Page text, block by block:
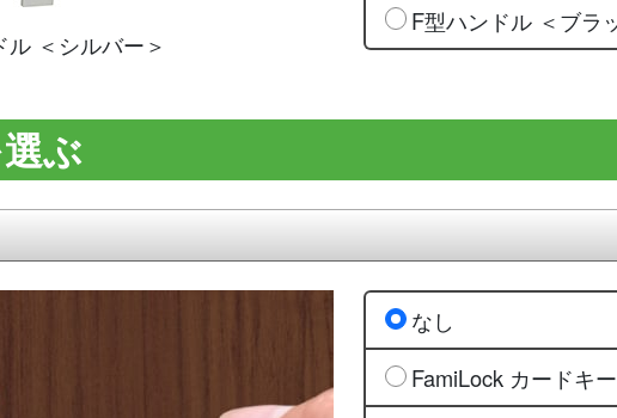
ル ＜シルバー＞
F型ハンドル ＜ブラ
ぶ
なし
FamiLock カードキ